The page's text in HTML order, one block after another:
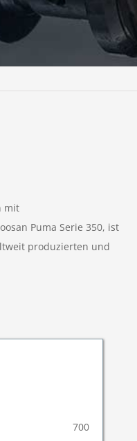
mit
Puma Serie 350, ist
produzierten und
700